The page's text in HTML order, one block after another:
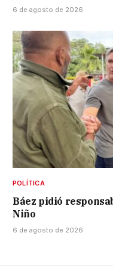
6 de agosto de 2026
POLÍTICA
Báez pidió
Niño
6 de agosto de 2026